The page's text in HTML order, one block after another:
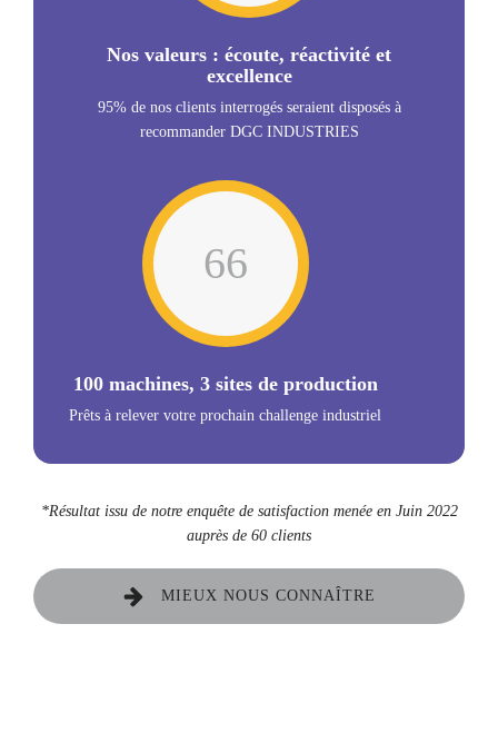
Nos valeurs : écoute, réactivité et
excellence
95% de nos clients interrogés seraient disposés à
recommander DGC INDUSTRIES
81
100 machines, 3 sites de production
Prêts à relever votre prochain challenge industriel
*Résultat issu de notre enquête de satisfaction menée en Juin 2022
auprès de 60 clients
MIEUX NOUS CONNAÎTRE